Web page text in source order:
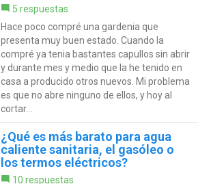
5 respuestas
Hace poco compré una gardenia que
presenta muy buen estado. Cuando la
compré ya tenia bastantes capullos sin abrir
y durante mes y medio que la he tenido en
casa a producido otros nuevos. Mi problema
es que no abre ninguno de ellos, y hoy al
cortar...
¿Qué es más barato para agua
caliente sanitaria, el gasóleo o
los termos eléctricos?
10 respuestas